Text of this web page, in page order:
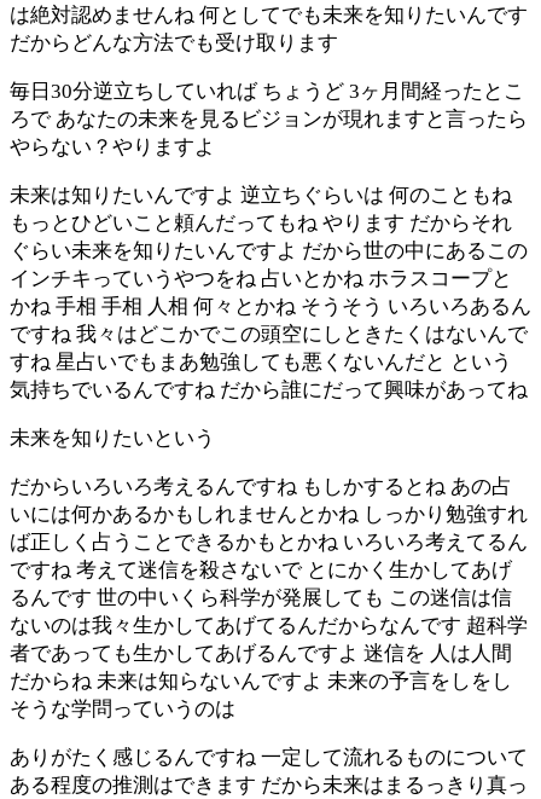
は絶対認めませんね 何としてでも未来を知りたいんです
だからどんな方法でも受け取ります
毎日30分逆立ちしていれば ちょうど 3ヶ月間経ったとこ
ろで あなたの未来を見るビジョンが現れますと言ったら
やらない？やりますよ
未来は知りたいんですよ 逆立ちぐらいは 何のこともね
もっとひどいこと頼んだってもね やります だからそれ
ぐらい未来を知りたいんですよ だから世の中にあるこの
インチキっていうやつをね 占いとかね ホラスコープと
かね 手相 手相 人相 何々とかね そうそう いろいろあるん
ですね 我々はどこかでこの頭空にしときたくはないんで
すね 星占いでもまあ勉強しても悪くないんだと という
気持ちでいるんですね だから誰にだって興味があってね
未来を知りたいという
だからいろいろ考えるんですね もしかするとね あの占
いには何かあるかもしれませんとかね しっかり勉強すれ
ば正しく占うことできるかもとかね いろいろ考えてるん
ですね 考えて迷信を殺さないで とにかく生かしてあげ
るんです 世の中いくら科学が発展しても この迷信は信
ないのは我々生かしてあげてるんだからなんです 超科学
者であっても生かしてあげるんですよ 迷信を 人は人間
だからね 未来は知らないんですよ 未来の予言をしをし
そうな学問っていうのは
ありがたく感じるんですね 一定して流れるものについて
ある程度の推測はできます だから未来はまるっきり真っ